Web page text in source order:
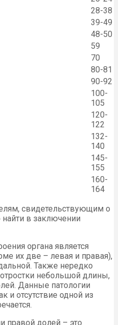
28-38
39-49
48-50
59
70
80-81
90-92
100-
105
120-
122
132-
140
145-
155
160-
164
свидетельствующим о
в заключении
органа является
их две – левая и правая),
Также нередко
небольшой длины,
Данные патологии
и отсутствие одной из
правой долей – это